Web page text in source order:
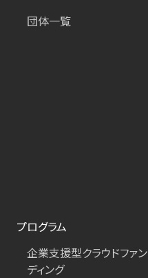
団体一覧
プログラム
企業支援型クラウドファン
ディング